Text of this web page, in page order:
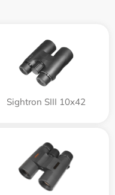
Sightron SIII 10x42